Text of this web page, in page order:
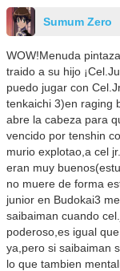
Sumum Zero
WOW!Menuda
traido a su hijo
puedo jugar con
tenkaichi 3)en raging
abre la cabeza para
vencido por tenshin
murio explotao,a cel
eran muy
no muere de forma
junior en Budokai3
saibaiman cuando
poderoso,es igual
ya,pero si saibaiman
lo que tambien